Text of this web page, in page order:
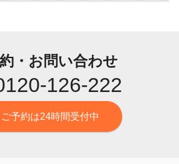
・お問い合わせ
126-222
ご予約は24時間受付中